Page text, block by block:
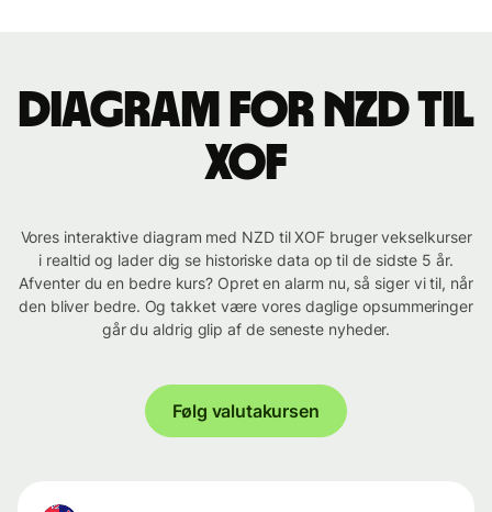
Diagram for NZD til
XOF
Vores interaktive diagram med NZD til XOF bruger vekselkurser
i realtid og lader dig se historiske data op til de sidste 5 år.
Afventer du en bedre kurs? Opret en alarm nu, så siger vi til, når
den bliver bedre. Og takket være vores daglige opsummeringer
går du aldrig glip af de seneste nyheder.
Følg valutakursen